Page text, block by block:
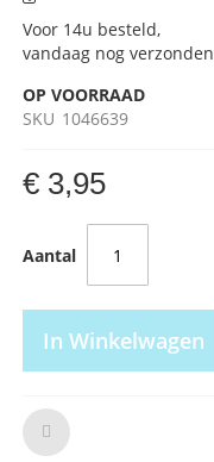
Voor 14u besteld,
vandaag nog verzonden
OP VOORRAAD
SKU 1046639
€ 3,95
Aantal
In Winkelwagen